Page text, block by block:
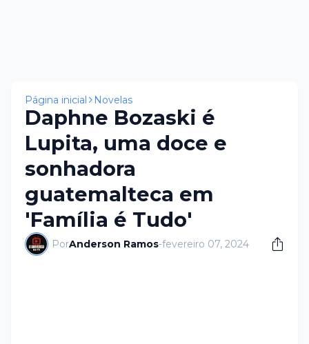
Página inicial Novelas
Daphne Bozaski é
Lupita, uma doce e
sonhadora
guatemalteca em
'Família é Tudo'
PorAnderson Ramos-fevereiro 07, 2024